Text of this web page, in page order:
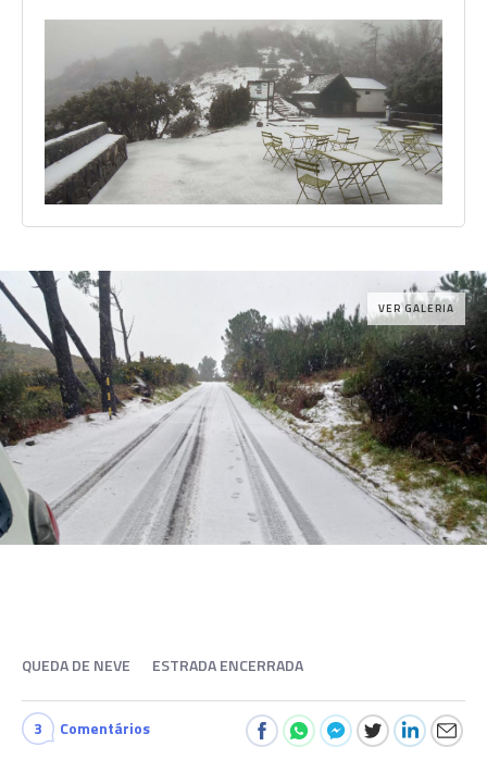
VER GALERIA
QUEDA DE NEVE ESTRADA ENCERRADA
3 Comentários